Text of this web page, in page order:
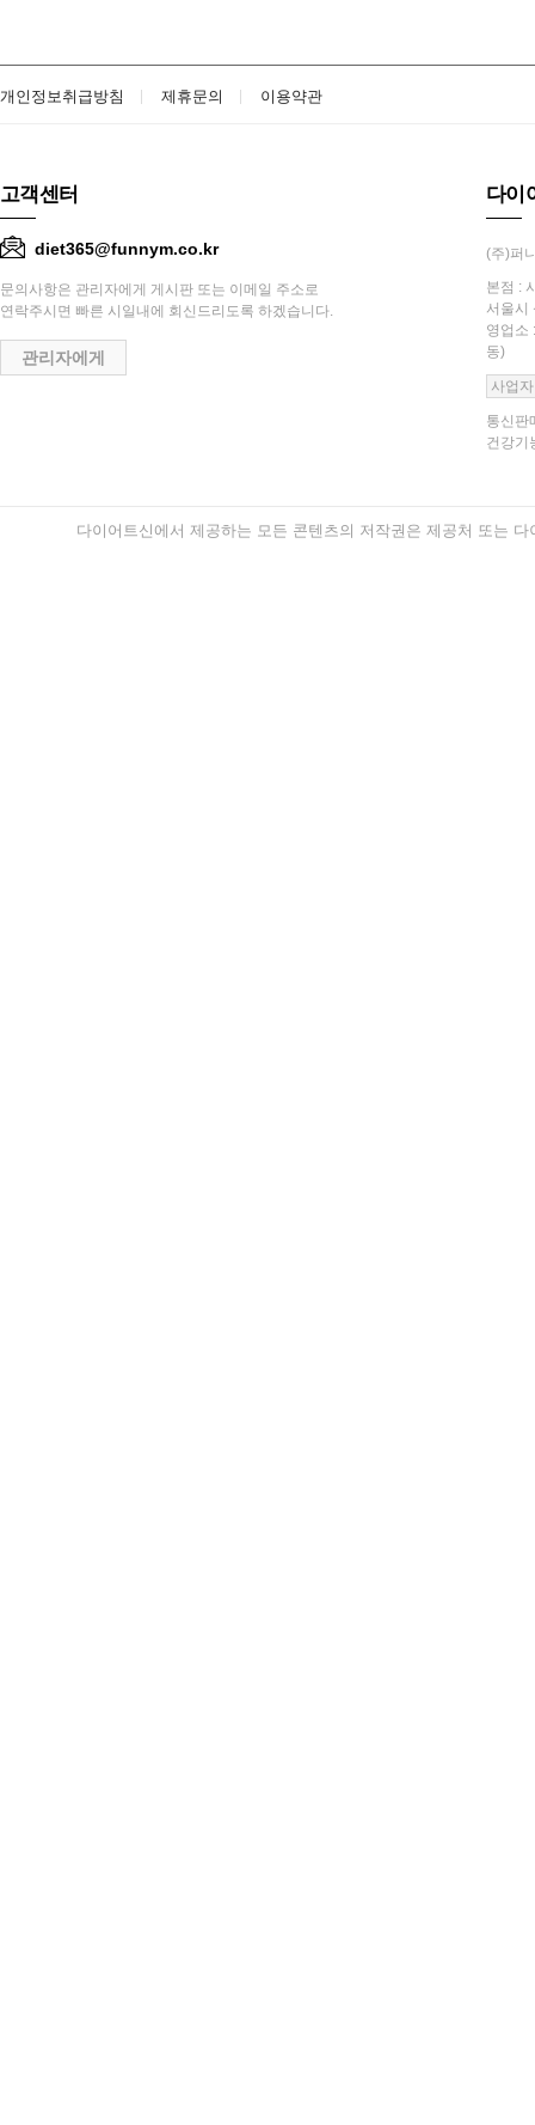
개인정보취급방침 제휴문의 이용약관
고객센터
diet365@funnym.co.kr
문의사항은 관리자에게 게시판 또는 이메일 주소로
연락주시면 빠른 시일내에 회신드리도록 하겠습니다.
관리자에게
다이
(주)퍼
본점 :
서울시
영업소
동)
사업
통신판
건강기
다이어트신에서 제공하는 모든 콘텐츠의 저작권은 제공처 또는